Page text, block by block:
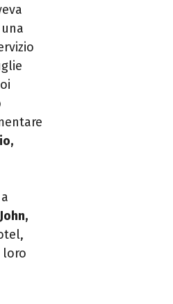
loro